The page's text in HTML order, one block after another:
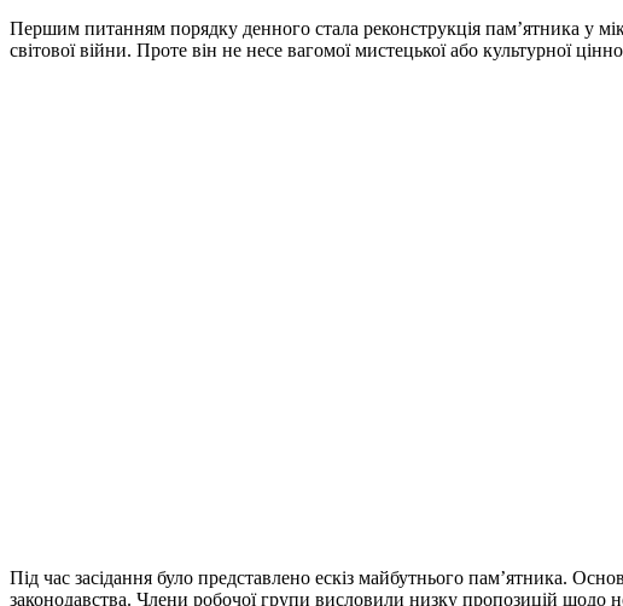
Першим питанням порядку денного стала реконструкція пам’ятника у
світової війни. Проте він не несе вагомої мистецької або культурної
Під час засідання було представлено ескіз майбутнього пам’ятника.
законодавства. Члени робочої групи висловили низку пропозицій щодо